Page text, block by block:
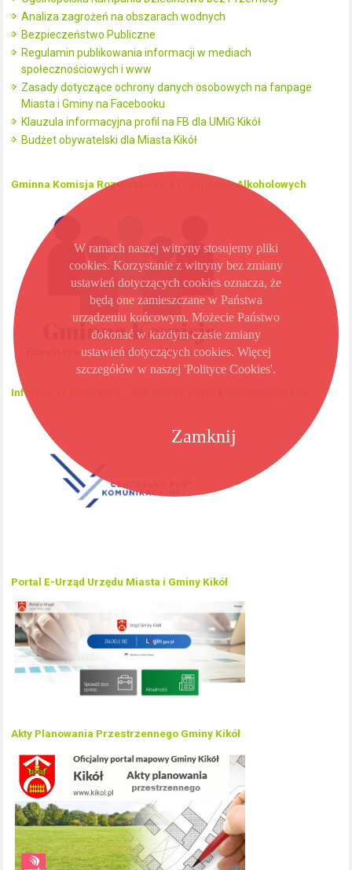
Analiza zagrożeń na obszarach wodnych
Bezpieczeństwo Publiczne
Regulamin publikowania informacji w mediach
społecznościowych i www
Zasady dotyczące ochrony danych osobowych na fanpage
Miasta i Gminy na Facebooku
Klauzula informacyjna profil na FB dla UMiG Kikół
Budżet obywatelski dla Miasta Kikół
Gminna Komisja Rozwiązywania Problemów Alkoholowych
Informacje dotyczące Centralnego Portu Komunikacyjnego
Portal E-Urząd Urzędu Miasta i Gminy Kikół
Akty Planowania Przestrzennego Gminy Kikół
Zamknij
W ramach naszej witryny stosujemy pliki
cookies. Korzystanie z witryny bez zmiany
ustawień dotyczących cookies oznacza, że
będą one zamieszczane w Państwa
urządzeniu końcowym. Możecie Państwo
dokonać w każdym czasie zmiany
ustawień dotyczących cookies. Więcej
szczegółów w naszej 'Polityce Cookies'.